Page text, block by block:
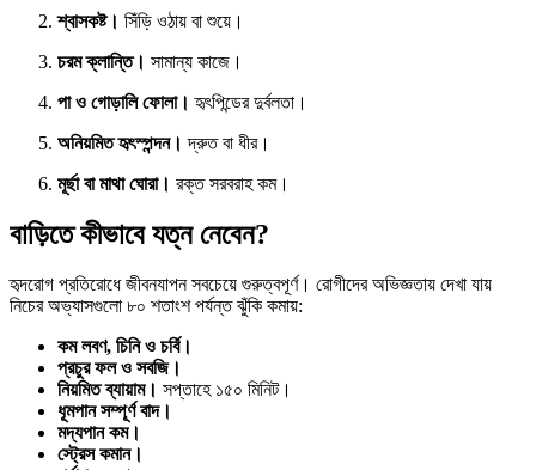
শ্বাসকষ্ট। সিঁড়ি ওঠায় বা শুয়ে।
চরম ক্লান্তি। সামান্য কাজে।
পা ও গোড়ালি ফোলা। হৃৎপিন্ডের দুর্বলতা।
অনিয়মিত হৃৎস্পন্দন। দ্রুত বা ধীর।
মূর্ছা বা মাথা ঘোরা। রক্ত সরবরাহ কম।
বাড়িতে কীভাবে যত্ন নেবেন?
হৃদরোগ প্রতিরোধে জীবনযাপন সবচেয়ে গুরুত্বপূর্ণ। রোগীদের অভিজ্ঞতায় দেখা যায়
নিচের অভ্যাসগুলো ৮০ শতাংশ পর্যন্ত ঝুঁকি কমায়:
কম লবণ, চিনি ও চর্বি।
প্রচুর ফল ও সবজি।
নিয়মিত ব্যায়াম। সপ্তাহে ১৫০ মিনিট।
ধূমপান সম্পূর্ণ বাদ।
মদ্যপান কম।
স্ট্রেস কমান।